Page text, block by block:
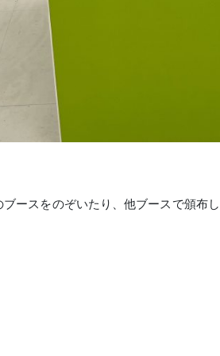
ースをのぞいたり、他ブースで頒布